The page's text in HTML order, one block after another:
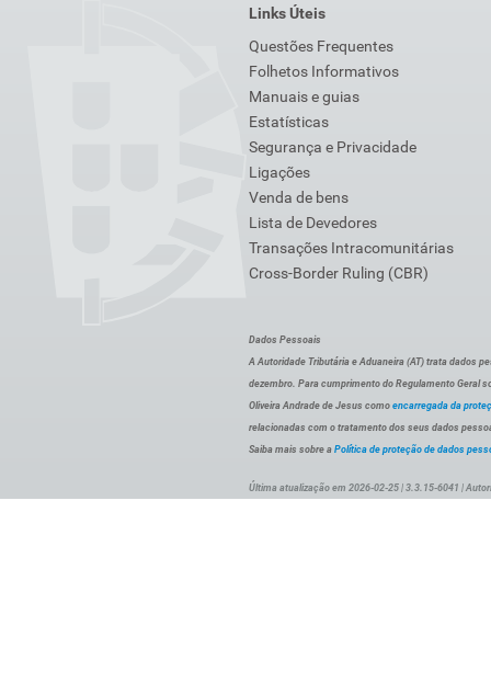
Links Úteis
Questões Frequentes
Folhetos Informativos
Manuais e guias
Estatísticas
Segurança e Privacidade
Ligações
Venda de bens
Lista de Devedores
Transações Intracomunitárias
Cross-Border Ruling (CBR)
Dados Pessoais
A Autoridade Tributária e Aduaneira (AT) trata dados
dezembro. Para cumprimento do Regulamento Geral
Oliveira Andrade de Jesus como encarregada da
relacionadas com o tratamento dos seus dados
Saiba mais sobre a Política de proteção de dados
Última atualização em 2026-02-25 | 3.3.15-6041 |